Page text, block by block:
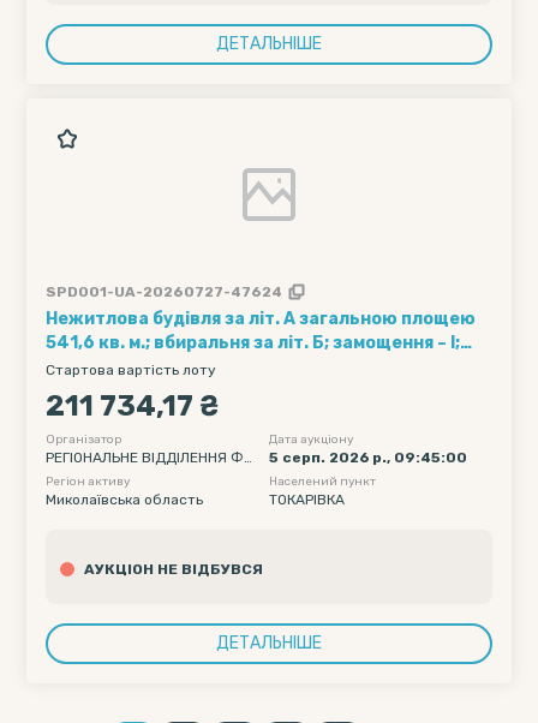
ДЕТАЛЬНІШЕ
SPD001-UA-20260727-47624
Нежитлова будівля за літ. А загальною площею
541,6 кв. м.; вбиральня за літ. Б; замощення – І;
басейн №1, за адресою: Миколаївська обл.,
Вознесенський (Веселинівський) р-н, смт.
Токарівка, вул.Елеваторна,6
Стартова вартість лоту
211 734,17 ₴
Організатор
РЕГІОНАЛЬНЕ ВІДДІЛЕННЯ ФО
НДУ ДЕРЖАВНОГО МАЙНА УК
РАЇНИ ПО ОДЕСЬКІЙ ТА МИКО
Дата аукціону
5 серп. 2026 р., 09:45:00
Регіон активу
Миколаївська область
Населений пункт
ТОКАРІВКА
АУКЦІОН НЕ ВІДБУВСЯ
ДЕТАЛЬНІШЕ